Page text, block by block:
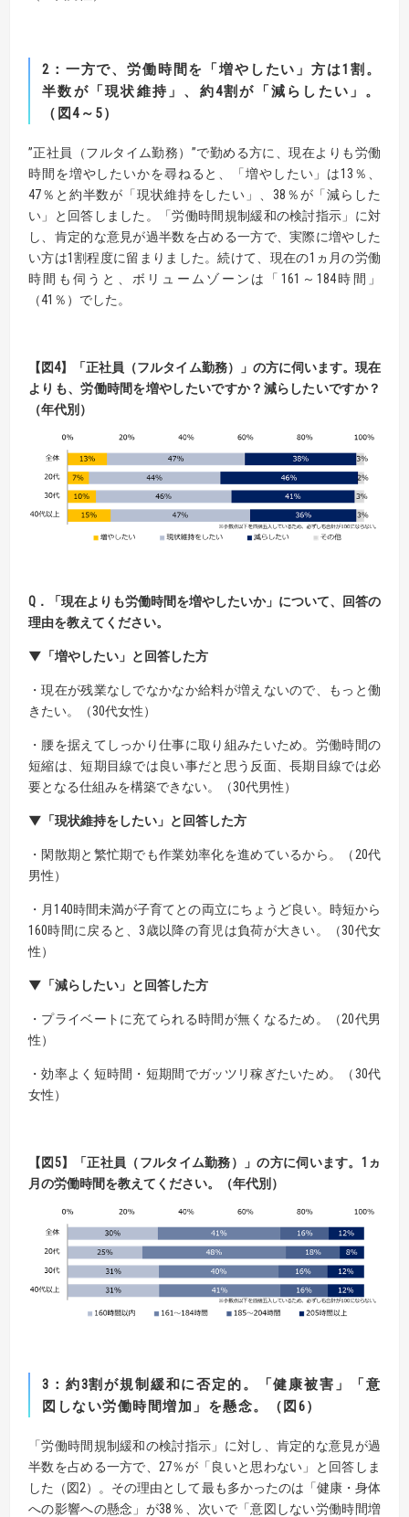
2 ：一方で、労働時間を「増やしたい」方は1割。
半数が「現状維持」、約4割が「減らしたい」。
（図4～5）
”正社員（フルタイム勤務）”で勤める方に、現在よりも労働
時間を増やしたいかを尋ねると、「増やしたい」は13％、
47％と約半数が「現状維持をしたい」、38％が「減らした
い」と回答しました。「労働時間規制緩和の検討指示」に対
し、肯定的な意見が過半数を占める一方で、実際に増やした
い方は1割程度に留まりました。続けて、現在の1ヵ月の労働
時間も伺うと、ボリュームゾーンは「161～184時間」
（41％）でした。
【 図4】 「正社員（フルタイム勤務）」の方に伺います。 現在
よりも、労働時間を増やしたいですか？減らしたいですか？
（年代別）
Q．「現在よりも労働時間を増やしたいか」について、回答の
理由を教えてください。
▼「増やしたい」と回答した方
・現在が残業なしでなかなか給料が増えないので、もっと働
きたい。（30代女性）
・腰を据えてしっかり仕事に取り組みたいため。労働時間の
短縮は、短期目線では良い事だと思う反面、長期目線では必
要となる仕組みを構築できない。（30代男性）
▼「現状維持をしたい」と回答した方
・閑散期と繁忙期でも作業効率化を進めているから。（20代
男性）
・月140時間未満が子育てとの両立にちょうど良い。時短から
160時間に戻ると、3歳以降の育児は負荷が大きい。（30代女
性）
▼「減らしたい」と回答した方
・プライベートに充てられる時間が無くなるため。（20代男
性）
・効率よく短時間・短期間でガッツリ稼ぎたいため。（30代
女性）
【 図5】「正社員（フルタイム勤務）」の方に伺います。1ヵ
月の労働時間を教えてください。（年代別）
3 ：約3割が規制緩和に否定的。「健康被害」「意
図しない労働時間増加」を懸念。（図6）
「労働時間規制緩和の検討指示」に対し、肯定的な意見が過
半数を占める一方で、27％が「良いと思わない」と回答しま
した（図2）。その理由として最も多かったのは「健康・身体
への影響への懸念」が38％、次いで「意図しない労働時間増